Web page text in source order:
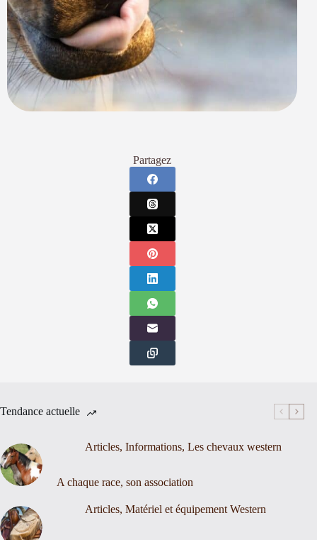
Partagez
Tendance actuelle
Articles, Informations, Les chevaux western
A chaque race, son association
Articles, Matériel et équipement Western